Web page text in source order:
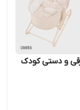
و دستی کودک